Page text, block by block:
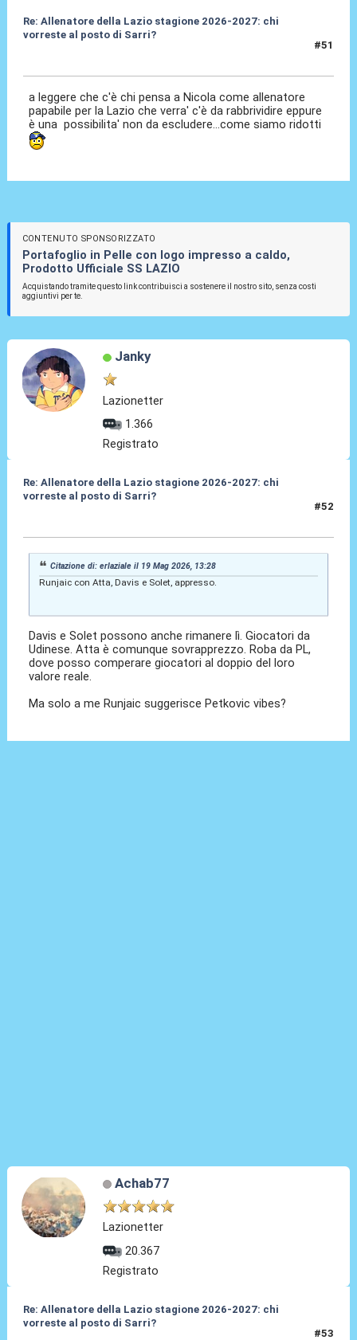
Re: Allenatore della Lazio stagione 2026-2027: chi
vorreste al posto di Sarri?
#51
a leggere che c'è chi pensa a Nicola come allenatore
papabile per la Lazio che verra' c'è da rabbrividire eppure
è una possibilita' non da escludere...come siamo ridotti
CONTENUTO SPONSORIZZATO
Portafoglio in Pelle con logo impresso a caldo,
Prodotto Ufficiale SS LAZIO
Acquistando tramite questo link contribuisci a sostenere il nostro sito, senza costi
aggiuntivi per te.
Janky
Lazionetter
1.366
Registrato
Re: Allenatore della Lazio stagione 2026-2027: chi
vorreste al posto di Sarri?
#52
Citazione di: erlaziale il 19 Mag 2026, 13:28
Runjaic con Atta, Davis e Solet, appresso.
Davis e Solet possono anche rimanere lì. Giocatori da
Udinese. Atta è comunque sovrapprezzo. Roba da PL,
dove posso comperare giocatori al doppio del loro
valore reale.
Ma solo a me Runjaic suggerisce Petkovic vibes?
Achab77
Lazionetter
20.367
Registrato
Re: Allenatore della Lazio stagione 2026-2027: chi
vorreste al posto di Sarri?
#53